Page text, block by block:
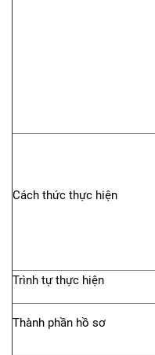
Cách thức thực hiện
Trình tự thực hiện
Thành phần hồ sơ